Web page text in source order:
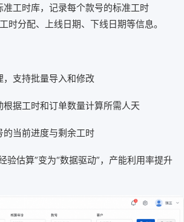
准工时库，记录每个款号的标准工时
时分配、上线日期、下线日期等信息。
支持批量导入和修改
据工时和订单数量计算所需人天
当前进度与剩余工时
验估算”变为“数据驱动”，产能利用率提升